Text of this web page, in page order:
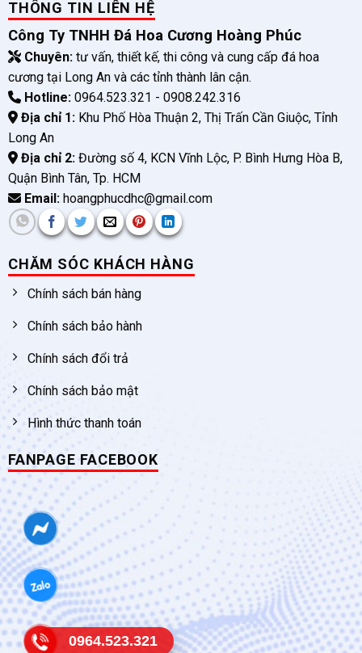
THÔNG TIN LIÊN HỆ
Công Ty TNHH Đá Hoa Cương Hoàng Phúc
Chuyên:tư vấn, thiết kế, thi công và cung cấp đá hoa
cương tại Long An và các tỉnh thành lân cận.
Hotline:0964.523.321 - 0908.242.316
Địa chỉ 1:Khu Phố Hòa Thuận 2, Thị Trấn Cần Giuộc, Tỉnh
Long An
Địa chỉ 2:Đường số 4, KCN Vĩnh Lộc, P. Bình Hưng Hòa B,
Quận Bình Tân, Tp. HCM
Email:hoangphucdhc@gmail.com
CHĂM SÓC KHÁCH HÀNG
Chính sách bán hàng
Chính sách bảo hành
Chính sách đổi trả
Chính sách bảo mật
Hình thức thanh toán
FANPAGE FACEBOOK
0964.523.321